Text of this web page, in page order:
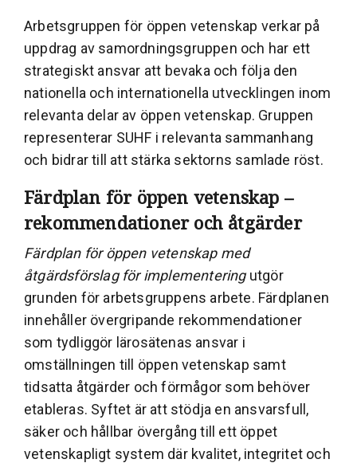
Arbetsgruppen för öppen vetenskap verkar på
uppdrag av samordningsgruppen och har ett
strategiskt ansvar att bevaka och följa den
nationella och internationella utvecklingen inom
relevanta delar av öppen vetenskap. Gruppen
representerar SUHF i relevanta sammanhang
och bidrar till att stärka sektorns samlade röst.
Färdplan för öppen vetenskap –
rekommendationer och åtgärder
Färdplan för öppen vetenskap med
åtgärdsförslag för implementeringutgör
grunden för arbetsgruppens arbete. Färdplanen
innehåller övergripande rekommendationer
som tydliggör lärosätenas ansvar i
omställningen till öppen vetenskap samt
tidsatta åtgärder och förmågor som behöver
etableras. Syftet är att stödja en ansvarsfull,
säker och hållbar övergång till ett öppet
vetenskapligt system där kvalitet, integritet och